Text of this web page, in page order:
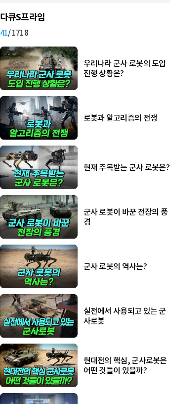
[저작권자(c) YTN science 무단전재, 재배포 및 AI 데이터 활용 금지]
다큐S프라임
41/ 1718
우리나라 군사 로봇의 도입
진행 상황은?
로봇과 알고리즘의 전쟁
현재 주목받는 군사 로봇은?
군사 로봇이 바꾼 전장의 풍
경
군사 로봇의 역사는?
실전에서 사용되고 있는 군
사로봇
현대전의 핵심, 군사로봇은
어떤 것들이 있을까?